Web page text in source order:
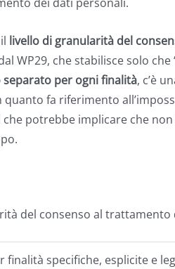
livello di granularità del
WP29, che stabilisce solo
per ogni finalità, c’è
fa riferimento
potrebbe implicare che
del consenso al
finalità specifiche, esplicite e